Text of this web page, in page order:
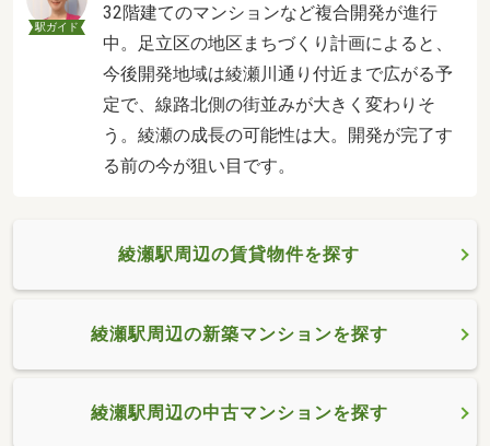
駅ガイド
32階建てのマンションなど複合開発が進行
中。足立区の地区まちづくり計画によると、
今後開発地域は綾瀬川通り付近まで広がる予
定で、線路北側の街並みが大きく変わりそ
う。綾瀬の成長の可能性は大。開発が完了す
る前の今が狙い目です。
綾瀬駅周辺の賃貸物件を探す
綾瀬駅周辺の新築マンションを探す
綾瀬駅周辺の中古マンションを探す